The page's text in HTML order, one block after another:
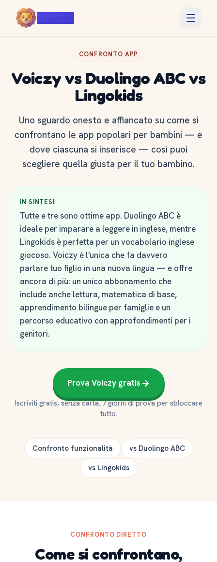
CONFRONTO APP
Voiczy vs Duolingo ABC vs
Lingokids
Uno sguardo onesto e affiancato su come si
confrontano le app popolari per bambini — e
dove ciascuna si inserisce — così puoi
scegliere quella giusta per il tuo bambino.
IN SINTESI
Tutte e tre sono ottime app. Duolingo ABC è
ideale per imparare a leggere in inglese, mentre
Lingokids è perfetta per un vocabolario inglese
giocoso. Voiczy è l'unica che fa davvero
parlare tuo figlio in una nuova lingua — e offre
ancora di più: un unico abbonamento che
include anche lettura, matematica di base,
apprendimento bilingue per famiglie e un
percorso educativo con approfondimenti per i
genitori.
Prova Voiczy gratis
Iscriviti gratis, senza carta. 7 giorni di prova per sbloccare
tutto.
Confronto funzionalità
vs Duolingo ABC
vs Lingokids
CONFRONTO DIRETTO
Come si confrontano,